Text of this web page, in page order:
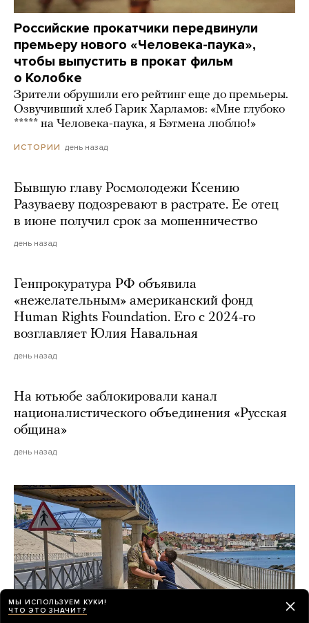
Российские прокатчики передвинули
премьеру нового «Человека-паука»,
чтобы выпустить в прокат фильм
о Колобке
Зрители обрушили его рейтинг еще до премьеры.
Озвучивший хлеб Гарик Харламов: «Мне глубоко
***** на Человека-паука, я Бэтмена люблю!»
ИСТОРИИ день назад
Бывшую главу Росмолодежи Ксению
Разуваеву подозревают в растрате. Ее отец
в июне получил срок за мошенничество
день назад
Генпрокуратура РФ объявила
«нежелательным» американский фонд
Human Rights Foundation. Его с 2024-го
возглавляет Юлия Навальная
день назад
На ютьюбе заблокировали канал
националистического объединения «Русская
община»
день назад
МЫ ИСПОЛЬЗУЕМ КУКИ!
ЧТО ЭТО ЗНАЧИТ?